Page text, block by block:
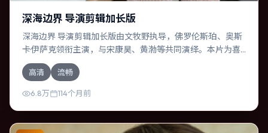
深海边界 导演剪辑加长版
深海边界 导演剪辑加长版由文牧野执导，佛罗伦斯·珀、奥斯
卡·伊萨克领衔主演，与宋康昊、黄渤等共同演绎。本片为喜
剧类型，主要班底与取景来自泰国。一桩旧案被重新翻出，
真相与谎言交织。影片整体气质克制，节奏紧凑，人物动机
清晰，适合喜欢强情节与细腻表演的观众。
高清 流畅
6.8万 114个月前